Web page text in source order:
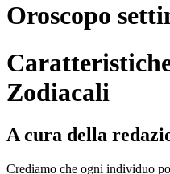
Oroscopo
Zodiacali
A cura della
Crediamo che ogni individuo